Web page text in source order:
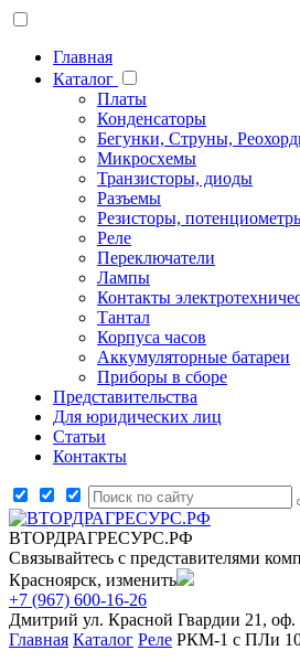
Главная
Каталог
Платы
Конденсаторы
Бегунки, Струны,
Микросхемы
Транзисторы, диоды
Разъемы
Резисторы,
Реле
Переключатели
Лампы
Контакты
Тантал
Корпуса часов
Аккумуляторные батареи
Приборы в сборе
Представительства
Для юридических лиц
Статьи
Контакты
ВТОРДРАГРЕСУРС.РФ
Связывайтесь с представителями
Красноярск, изменить
+7 (967) 600-16-26
Дмитрий ул. Красной Гвардии 21,
Главная Каталог Реле РКМ-1 с ПЛи 10,